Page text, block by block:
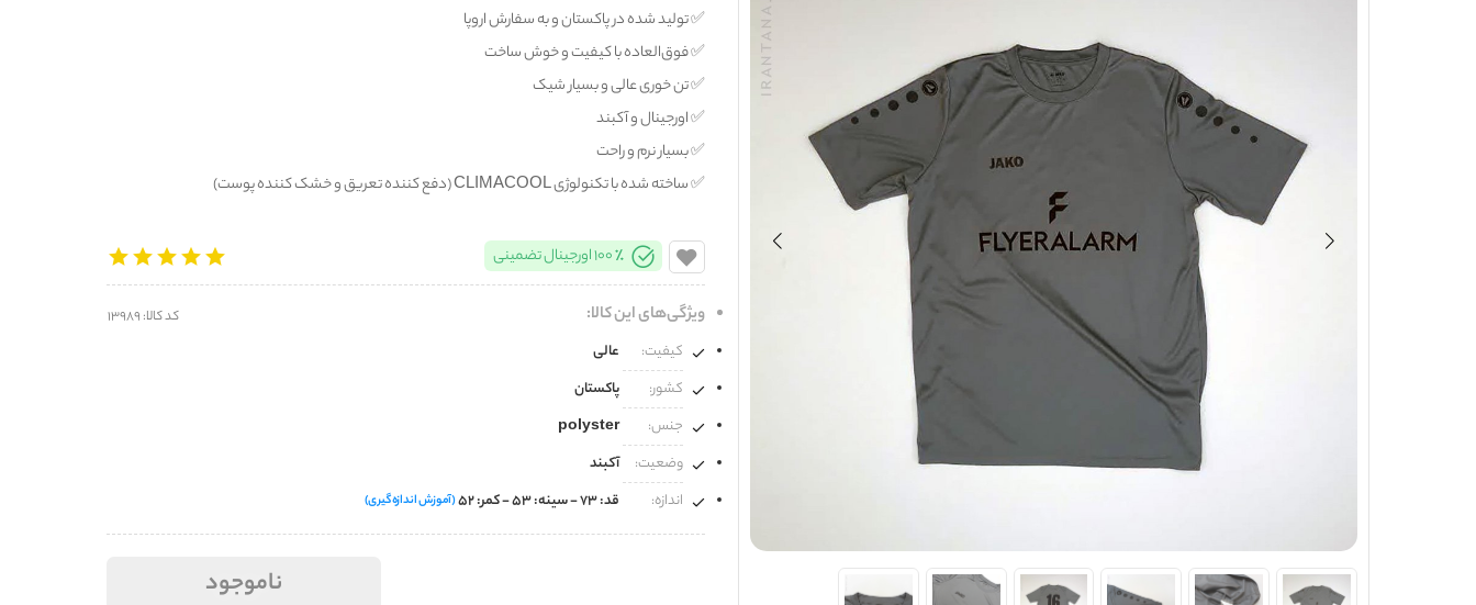
✅️ تولید شده در پاکستان و به سفارش اروپا
✅️ فوق‌العاده با کیفیت و خوش ساخت
✅️ تن خوری عالی و بسیار شیک
✅️ اورجینال و آکبند
✅️ بسیار نرم و راحت
✅️ ساخته شده با تکنولوژی CLIMACOOL (دفع کننده تعریق و خشک کننده پوست)
100% اورجینال تضمینی
ویژگی‌های این کالا: کد کالا: 13989
کیفیت:
عالی
کشور:
پاکستان
جنس:
polyster
وضعیت:
آکبند
اندازه:
قد: 73 - سینه: 53 - کمر: 52 (آموزش اندازه‌گیری)
ناموجود